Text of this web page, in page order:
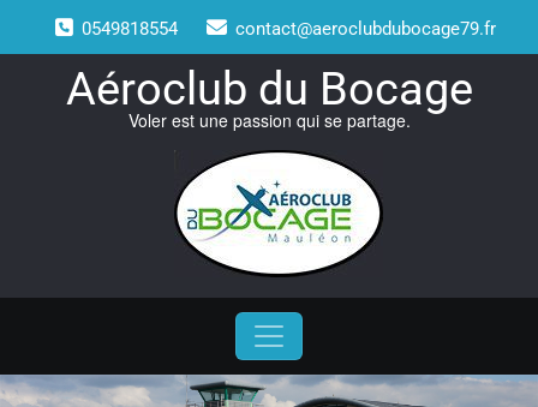
content
0549818554 contact@aeroclubdubocage79.fr
Aéroclub du Bocage
Voler est une passion qui se partage.